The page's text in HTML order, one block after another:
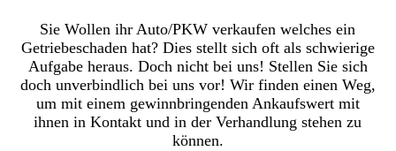
Sie Wollen ihr Auto/PKW verkaufen welches ein
Getriebeschaden hat? Dies stellt sich oft als schwierige
Aufgabe heraus. Doch nicht bei uns! Stellen Sie sich
doch unverbindlich bei uns vor! Wir finden einen Weg,
um mit einem gewinnbringenden Ankaufswert mit
ihnen in Kontakt und in der Verhandlung stehen zu
können.